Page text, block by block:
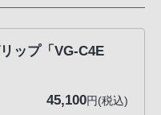
ップ「VG-C4E
45,100円(税込)